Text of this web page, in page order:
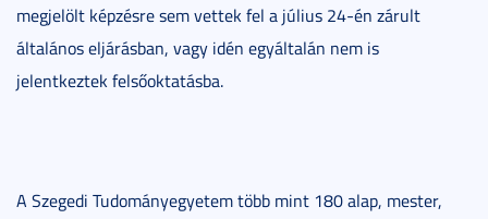
megjelölt képzésre sem vettek fel a július 24-én zárult
általános eljárásban, vagy idén egyáltalán nem is
jelentkeztek felsőoktatásba.
A Szegedi Tudományegyetem több mint 180 alap, mester,